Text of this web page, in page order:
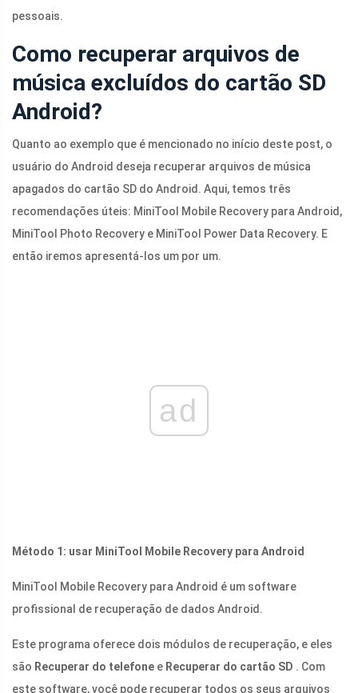
pessoais.
Como recuperar arquivos de
música excluídos do cartão SD
Android?
Quanto ao exemplo que é mencionado no início deste post, o
usuário do Android deseja recuperar arquivos de música
apagados do cartão SD do Android. Aqui, temos três
recomendações úteis: MiniTool Mobile Recovery para Android,
MiniTool Photo Recovery e MiniTool Power Data Recovery. E
então iremos apresentá-los um por um.
ad
Método 1: usar MiniTool Mobile Recovery para Android
MiniTool Mobile Recovery para Android é um software
profissional de recuperação de dados Android.
Este programa oferece dois módulos de recuperação, e eles
são Recuperar do telefone e Recuperar do cartão SD . Com
este software, você pode recuperar todos os seus arquivos